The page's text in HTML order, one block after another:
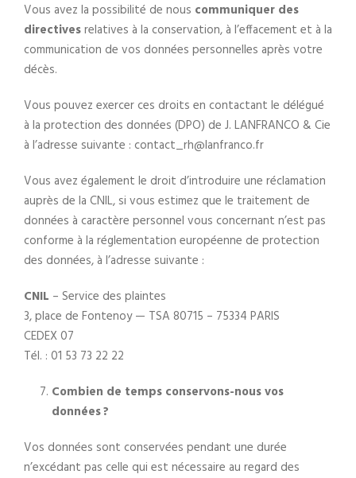
Vous avez la possibilité de nous communiquer des
directivesrelatives à la conservation, à l’effacement et à la
communication de vos données personnelles après votre
décès.
Vous pouvez exercer ces droits en contactant le délégué
à la protection des données (DPO) de J. LANFRANCO & Cie
à l’adresse suivante : contact_rh@lanfranco.fr
Vous avez également le droit d’introduire une réclamation
auprès de la CNIL, si vous estimez que le traitement de
données à caractère personnel vous concernant n’est pas
conforme à la réglementation européenne de protection
des données, à l’adresse suivante :
CNIL – Service des plaintes
3, place de Fontenoy — TSA 80715 – 75334 PARIS
CEDEX 07
Tél. : 01 53 73 22 22
Combien de temps conservons-nous vos
données ?
Vos données sont conservées pendant une durée
n’excédant pas celle qui est nécessaire au regard des